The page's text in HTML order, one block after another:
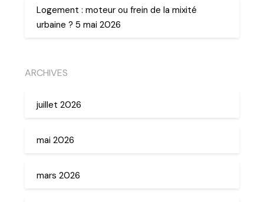
Logement : moteur ou frein de la mixité
urbaine ? 5 mai 2026
ARCHIVES
juillet 2026
mai 2026
mars 2026